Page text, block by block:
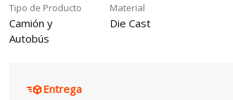
Tipo de Producto
Camión y
Autobús
Material
Die Cast
Entrega